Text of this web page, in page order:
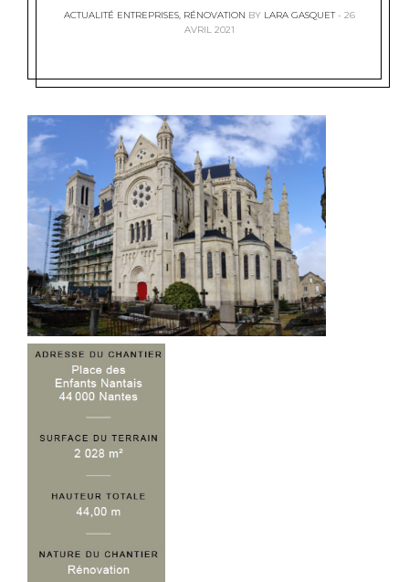
ACTUALITÉ ENTREPRISES, RÉNOVATION BY LARA GASQUET
26
AVRIL 2021